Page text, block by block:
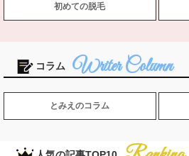
初めての脱毛
コラム
とみえのコラム